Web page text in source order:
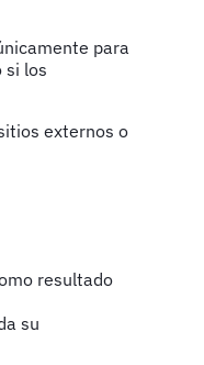
para
si los
externos o
resultado
su